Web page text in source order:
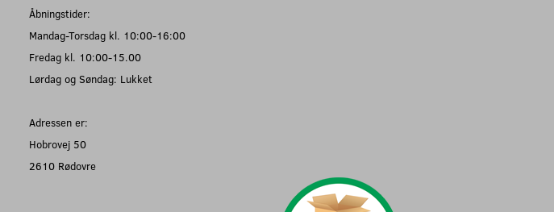
Åbningstider:
Mandag-Torsdag kl. 10:00-16:00
Fredag kl. 10:00-15.00
Lørdag og Søndag: Lukket
Adressen er:
Hobrovej 50
2610 Rødovre